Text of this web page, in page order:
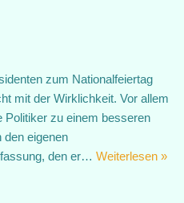
zum Nationalfeiertag
mit der Wirklichkeit. Vor allem
Politiker zu einem besseren
den eigenen
den er… Weiterlesen »